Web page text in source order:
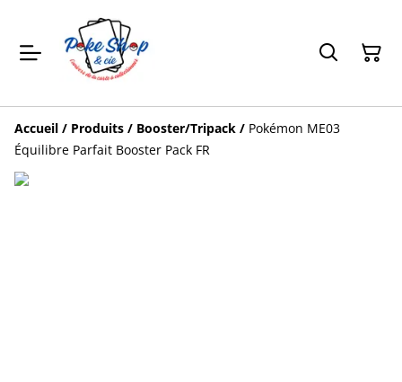
Accueil / Produits / Booster/Tripack / Pokémon ME03
Équilibre Parfait Booster Pack FR